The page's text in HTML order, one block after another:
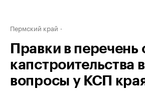
Пермский край
Правки в перечень
капстроительства
вопросы у КСП